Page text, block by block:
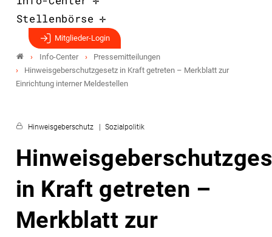
Stellenbörse
Mitglieder-Login
Info-Center
Pressemitteilungen
Hinweisgeberschutzgesetz in Kraft getreten – Merkblatt zur
Einrichtung interner Meldestellen
Hinweisgeberschutz Sozialpolitik
in Kraft getreten –
Merkblatt zur